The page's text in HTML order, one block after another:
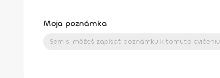
Moja poznámka